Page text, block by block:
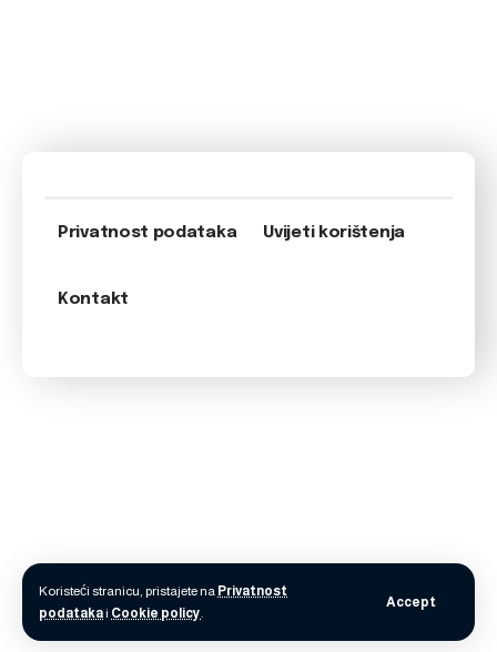
Koristeći stranicu, pristajete na Privatnost
podatakai Cookie policy.
Accept
Privatnost podataka Uvijeti korištenja
Kontakt